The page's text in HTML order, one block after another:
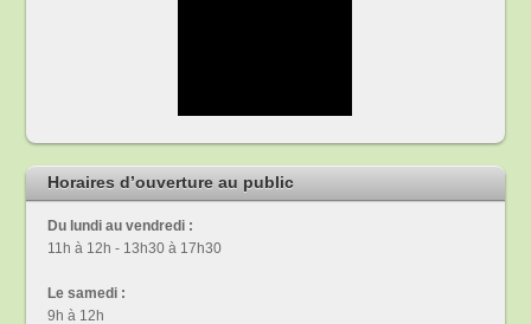
Horaires d’ouverture au public
Du lundi au vendredi :
11h à 12h - 13h30 à 17h30
Le samedi :
9h à 12h